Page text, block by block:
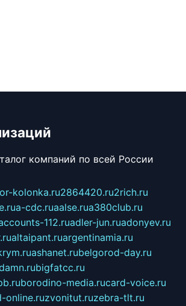
компаний по всей России
kolonka.ru2864420.ru2rich.ru
a-cdc.ruaalse.rua380club.ru
112.ruadler-jun.ruadonyev.ru
altaipant.ruargentinamia.ru
ashanet.rubelgorod-day.ru
bigfatcc.ru
borodino-media.rucard-voice.ru
online.ruzvonitut.ruzebra-tlt.ru